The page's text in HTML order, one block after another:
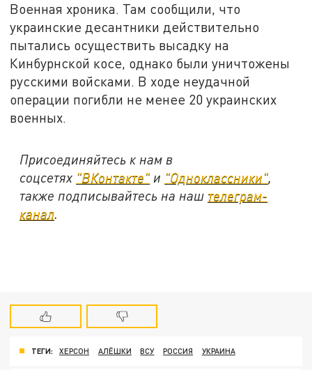
Военная хроника. Там сообщили, что
украинские десантники действительно
пытались осуществить высадку на
Кинбурнской косе, однако были уничтожены
русскими войсками. В ходе неудачной
операции погибли не менее 20 украинских
военных.
Присоединяйтесь к нам в
соцсетях "ВКонтакте" и "Одноклассники",
также подписывайтесь на наш телеграм-
канал.
ТЕГИ: ХЕРСОН АЛЁШКИ ВСУ РОССИЯ УКРАИНА